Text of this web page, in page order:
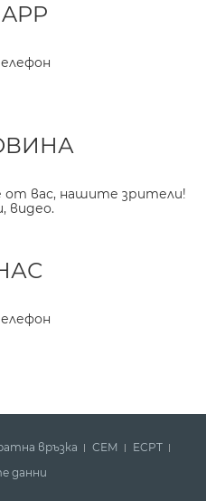
от вас, нашите зрители!
видео.
връзка СЕМ
ECPT
данни